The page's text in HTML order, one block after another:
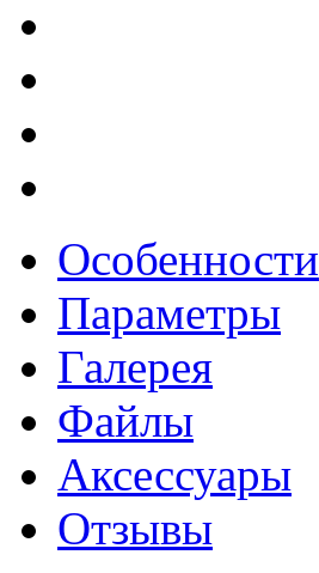
Особенности
Параметры
Галерея
Файлы
Аксессуары
Отзывы